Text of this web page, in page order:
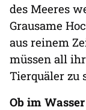
des Meeres
Grausame
aus reinem
müssen all
Tierquäler zu
Ob im